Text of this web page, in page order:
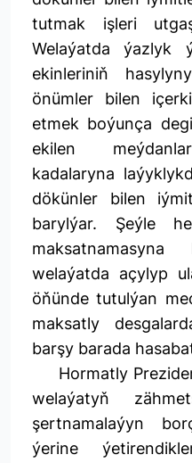
tutmak işleri
Welaýatda ýazlyk
ekinleriniň
önümler bilen
etmek boýunça
ekilen
kadalaryna
dökünler bilen
barylýar. Şeýle
welaýatda açylyp
öňünde tutulýan
maksatly
barşy barada
Hormatly
welaýatyň
şertnamalaýyn
ýerine